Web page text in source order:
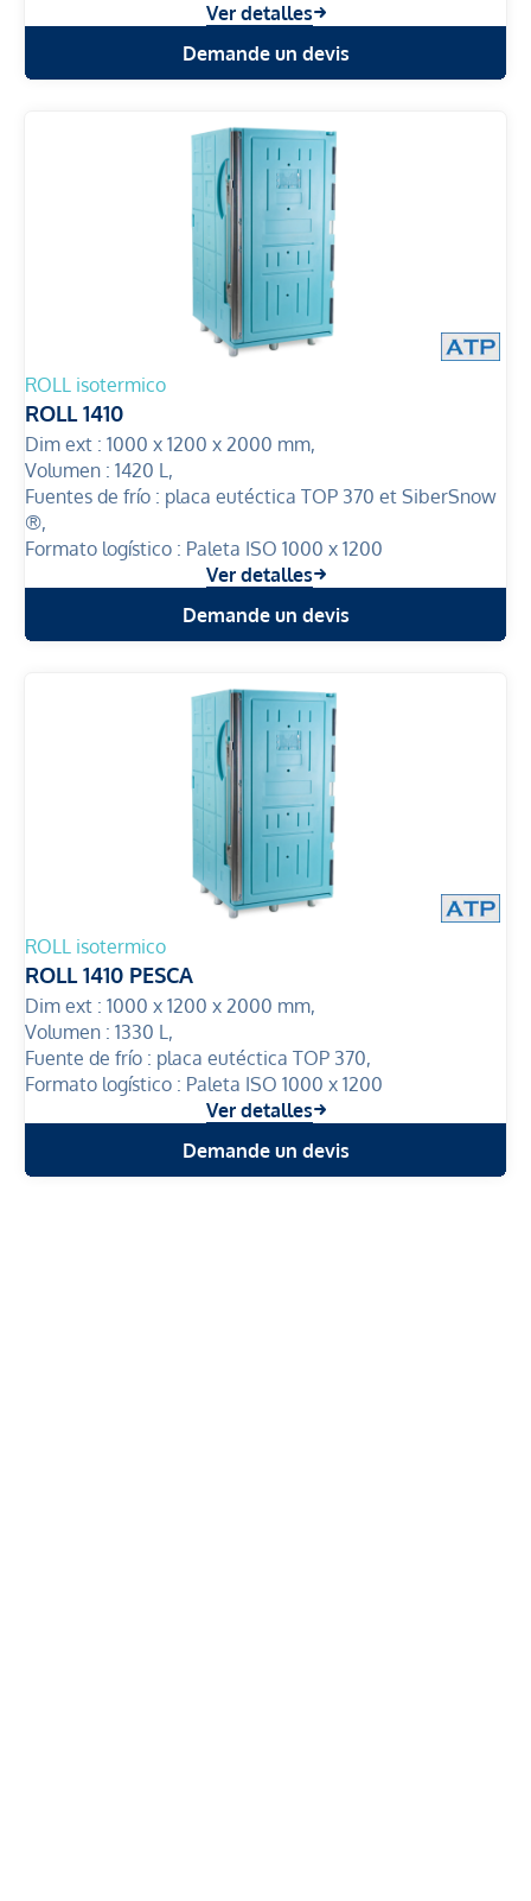
Ver detalles
Demande un devis
ROLL isotermico
ROLL 1410
Dim ext : 1000 x 1200 x 2000 mm,
Volumen : 1420 L,
Fuentes de frío : placa eutéctica TOP 370 et SiberSnow
®,
Formato logístico : Paleta ISO 1000 x 1200
Ver detalles
Demande un devis
ROLL isotermico
ROLL 1410 PESCA
Dim ext : 1000 x 1200 x 2000 mm,
Volumen : 1330 L,
Fuente de frío : placa eutéctica TOP 370,
Formato logístico : Paleta ISO 1000 x 1200
Ver detalles
Demande un devis